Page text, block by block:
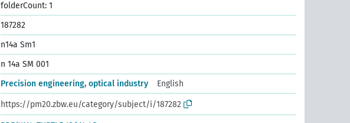
folderCount: 1
187282
n14a Sm1
n 14a SM 001
Precision engineering, optical industry
English
https://pm20.zbw.eu/category/subject/i/187282